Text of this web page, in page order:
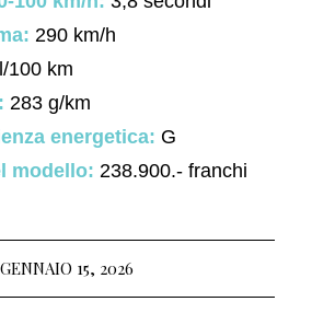
290 km/h
100 km
283 g/km
energetica: G
modello: 238.900.- franchi
GENNAIO 15, 2026